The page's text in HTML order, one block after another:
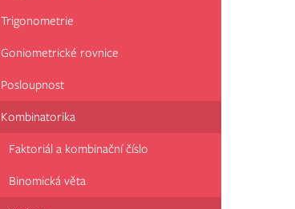
Trigonometrie
Goniometrické rovnice
Posloupnost
Kombinatorika
Faktoriál a kombinační číslo
Binomická věta